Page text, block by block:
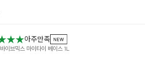
아주만족
이브믹스 마이타이 베이스 1L